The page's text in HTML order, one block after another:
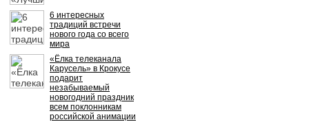
6 интересных
традиций встречи
нового года со всего
мира
«Ёлка телеканала
Карусель» в Крокусе
подарит
незабываемый
новогодний праздник
всем поклонникам
российской анимации